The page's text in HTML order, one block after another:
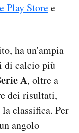
Play Storee
ha un'ampia
di calcio più
A, oltre a
dei risultati,
classifica. Per
angolo